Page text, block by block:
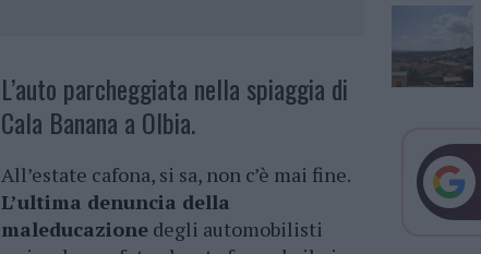
L’auto parcheggiata nella spiaggia di
Cala Banana a Olbia.
All’estate cafona, si sa, non c’è mai fine.
L’ultima denuncia della
maleducazione degli automobilisti